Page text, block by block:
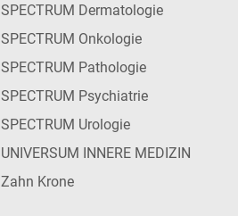
SPECTRUM Dermatologie
SPECTRUM Onkologie
SPECTRUM Pathologie
SPECTRUM Psychiatrie
SPECTRUM Urologie
UNIVERSUM INNERE MEDIZIN
Zahn Krone